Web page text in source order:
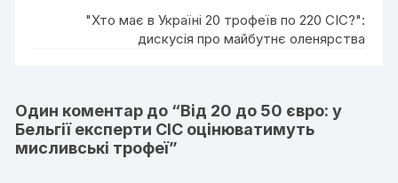
"Хто має в Україні 20 трофеїв по 220 СІС?":
дискусія про майбутнє оленярства
Один коментар до “Від 20 до 50 євро: у
Бельгії експерти CIC оцінюватимуть
мисливські трофеї”